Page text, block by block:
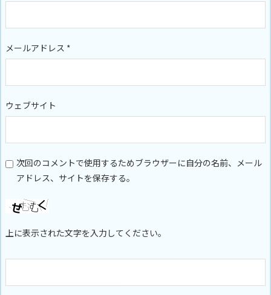
メールアドレス *
ウェブサイト
次回のコメントで使用するためブラウザーに自分の名前、メール
アドレス、サイトを保存する。
上に表示された文字を入力してください。